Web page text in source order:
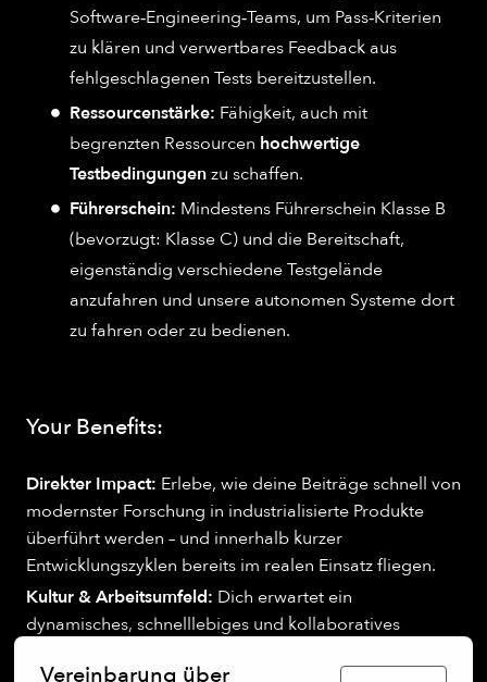
Vereinbarung über
Software‑Engineering‑Teams, um Pass‑Kriterien
zu klären und verwertbares Feedback aus
fehlgeschlagenen Tests bereitzustellen.
Ressourcenstärke: Fähigkeit, auch mit
begrenzten Ressourcen hochwertige
Testbedingungenzu schaffen.
Führerschein: Mindestens Führerschein Klasse B
(bevorzugt: Klasse C) und die Bereitschaft,
eigenständig verschiedene Testgelände
anzufahren und unsere autonomen Systeme dort
zu fahren oder zu bedienen.
Your Benefits:
Direkter Impact: Erlebe, wie deine Beiträge schnell von
modernster Forschung in industrialisierte Produkte
überführt werden – und innerhalb kurzer
Entwicklungszyklen bereits im realen Einsatz fliegen.
Kultur & Arbeitsumfeld: Dich erwartet ein
dynamisches, schnelllebiges und kollaboratives